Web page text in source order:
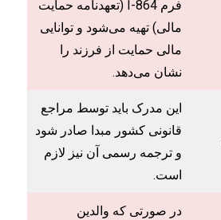
فرم I-864 (تعهدنامه حمایت
مالی) تهیه می‌شود و توانایی
مالی حمایت از فرزند را
نشان می‌دهد.
این مدرک باید توسط مراجع
قانونی کشور مبدا صادر شود
و ترجمه رسمی آن نیز لازم
است.
در صورتی که والدین